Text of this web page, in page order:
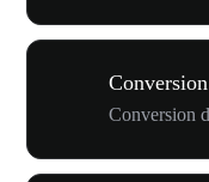
Conversion